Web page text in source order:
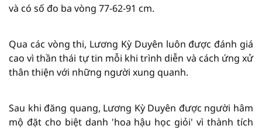
và có số đo ba vòng 77-62-91 cm.
Qua các vòng thi, Lương Kỳ Duyên luôn được đánh giá
cao vì thần thái tự tin mỗi khi trình diễn và cách ứng xử
thân thiện với những người xung quanh.
Sau khi đăng quang, Lương Kỳ Duyên được người hâm
mộ đặt cho biệt danh 'hoa hậu học giỏi' vì thành tích